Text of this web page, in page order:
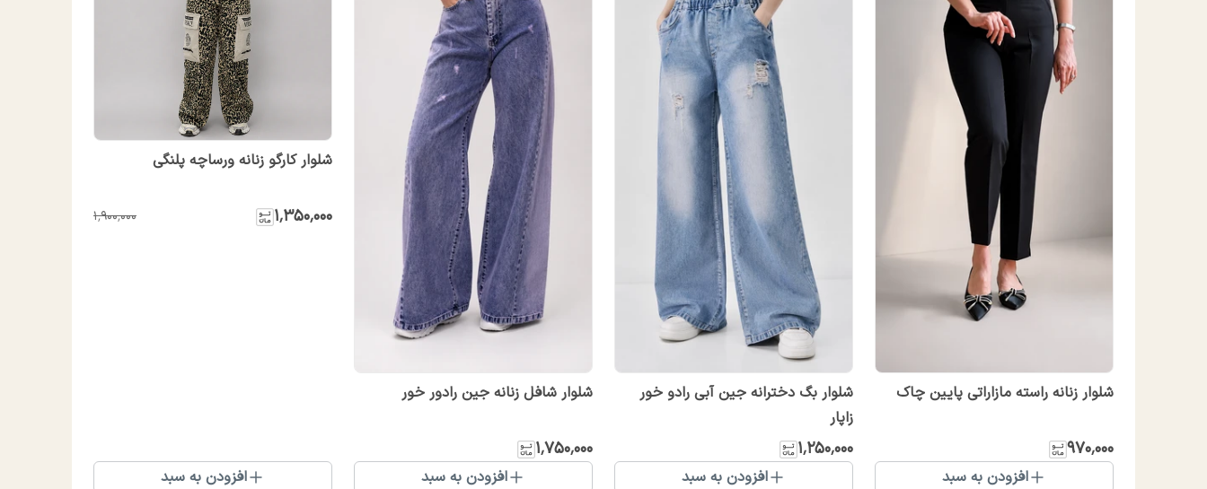
شلوار زنانه راسته مازاراتی پایین چاک
۹۷۰٬۰۰۰
افزودن به سبد
شلوار بگ دخترانه جین آبی رادو خور
زاپار
۱٬۲۵۰٬۰۰۰
افزودن به سبد
شلوار شافل زنانه جین رادور خور
۱٬۷۵۰٬۰۰۰
افزودن به سبد
شلوار کارگو زنانه ورساچه پلنگی
۱٬۳۵۰٬۰۰۰ ۱٬۹۰۰٬۰۰۰
افزودن به سبد